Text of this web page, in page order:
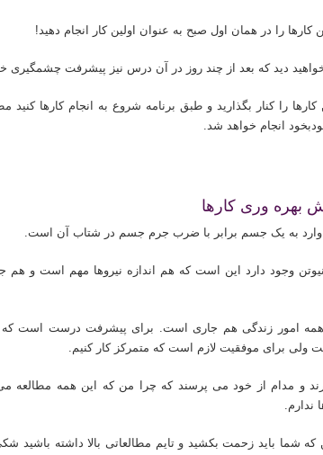
را در همان اول صبح به عنوان اولین کار انجام دهید!
دید که بعد از چند روز در آن درس نیز پیشرفت چشمگیری
را کنار بگذارید و طبق برنامه شروع به انجام کارها کنید
انجام خواهد شد.
بهره وری کارها
وارد به یک جسم برابر با ضرب جرم جسم در شتاب آن است.
وجود دارد این است که هم اندازه نیروها مهم است و هم
همه امور زندگی هم جاری است. برای پیشرفت درست است که
ولی برای موفقیت لازم است که متمرکز کار کنیم.
و مدام از خود می پرسند که چرا من که این همه مطالعه
ندارم.
شما باید زحمت بکشید و تایم مطالعاتی بالا داشته باشید